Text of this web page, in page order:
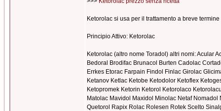
Ketorolac si usa per il trattamento a breve
Principio Attivo: Ketorolac
Ketorolac (altro nome Toradol) altri nomi: Acular
Bedoral Brodifac Brunacol Burten Cadolac
Errkes Etorac Farpain Findol Finlac Girolac
Ketanov Ketlac Ketobe Ketodolor Ketoflex
Ketopromek Ketorin Ketorol Ketorolaco
Matolac Mavidol Maxidol Minolac Netaf
Quetorol Rapix Rolac Rolesen Rotek Scelto